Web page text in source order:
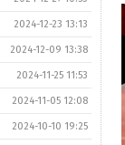
2024-12-23 13:13
2024-12-09 13:38
2024-11-25 11:53
2024-11-05 12:08
2024-10-10 19:25